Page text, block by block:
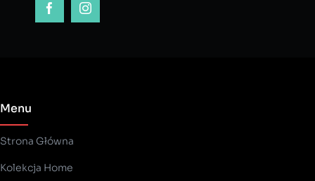
Menu
Strona Główna
Kolekcja Home